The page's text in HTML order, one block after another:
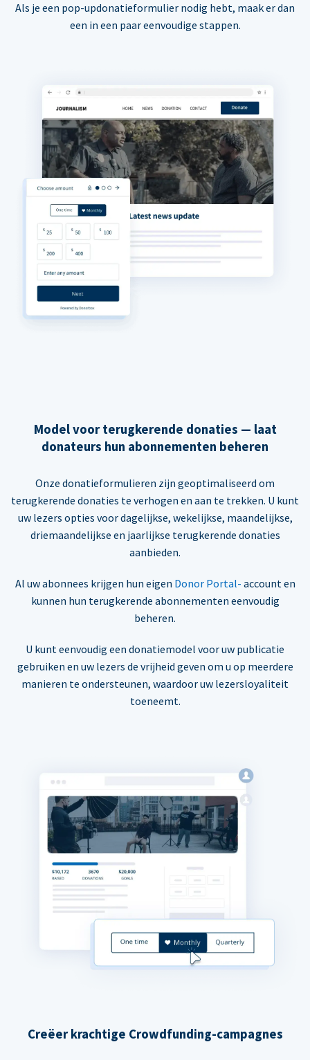
Als je een pop-updonatieformulier nodig hebt, maak er dan
een in een paar eenvoudige stappen.
Model voor terugkerende donaties — laat
donateurs hun abonnementen beheren
Onze donatieformulieren zijn geoptimaliseerd om
terugkerende donaties te verhogen en aan te trekken. U kunt
uw lezers opties voor dagelijkse, wekelijkse, maandelijkse,
driemaandelijkse en jaarlijkse terugkerende donaties
aanbieden.
Al uw abonnees krijgen hun eigen Donor Portal- account en
kunnen hun terugkerende abonnementen eenvoudig
beheren.
U kunt eenvoudig een donatiemodel voor uw publicatie
gebruiken en uw lezers de vrijheid geven om u op meerdere
manieren te ondersteunen, waardoor uw lezersloyaliteit
toeneemt.
Creëer krachtige Crowdfunding-campagnes